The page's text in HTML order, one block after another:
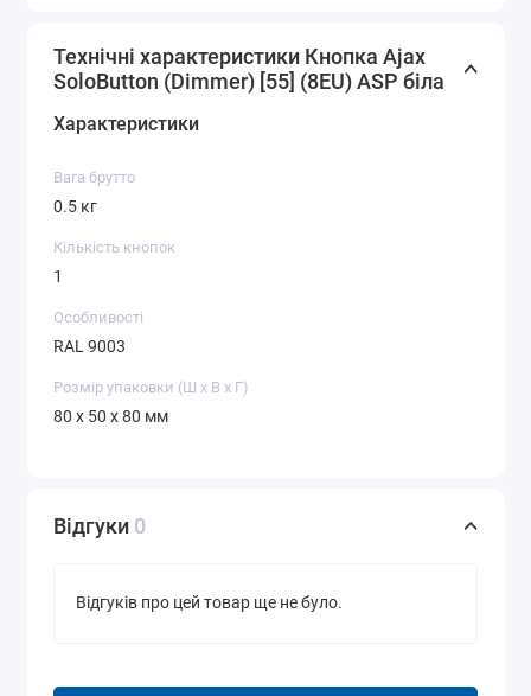
Технічні характеристики Кнопка Ajax
SoloButton (Dimmer) [55] (8EU) ASP біла
Характеристики
Вага брутто
0.5 кг
Кількість кнопок
1
Особливості
RAL 9003
Розмір упаковки (Ш х В х Г)
80 x 50 x 80 мм
Відгуки 0
Відгуків про цей товар ще не було.